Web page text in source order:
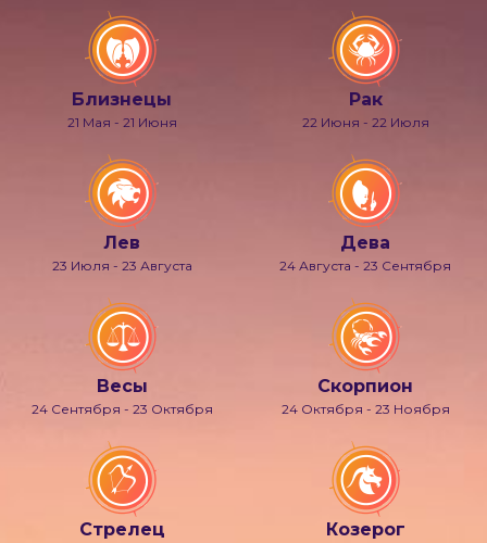
Близнецы
21 Мая - 21 Июня
Рак
22 Июня - 22 Июля
Лев
23 Июля - 23 Августа
Дева
24 Августа - 23 Сентября
Весы
24 Сентября - 23 Октября
Скорпион
24 Октября - 23 Ноября
Стрелец Козерог